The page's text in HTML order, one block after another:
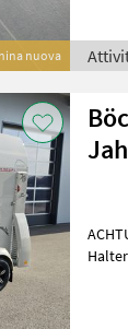
nuova
Halter